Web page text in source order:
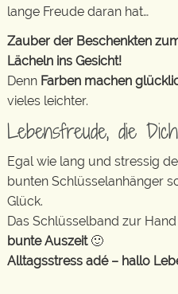
lange Freude daran hat…
Zauber der Beschenkten
Lächeln ins Gesicht!
Denn Farben machen
vieles leichter.
Lebensfreude, die
Egal wie lang und stressig
bunten Schlüsselanhänger
Glück.
Das Schlüsselband zur
bunte Auszeit🙂
Alltagsstress adé – hallo